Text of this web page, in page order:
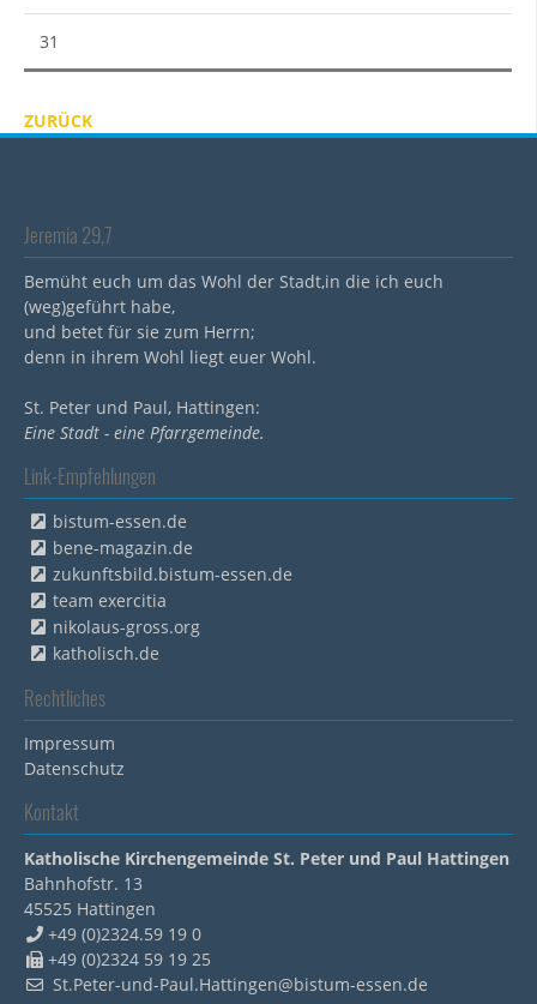
31
ZURÜCK
Jeremia 29,7
Bemüht euch um das Wohl der Stadt,in die ich euch
(weg)geführt habe,
und betet für sie zum Herrn;
denn in ihrem Wohl liegt euer Wohl.
St. Peter und Paul, Hattingen:
Eine Stadt - eine Pfarrgemeinde.
Link-Empfehlungen
bistum-essen.de
bene-magazin.de
zukunftsbild.bistum-essen.de
team exercitia
nikolaus-gross.org
katholisch.de
Rechtliches
Impressum
Datenschutz
Kontakt
Katholische Kirchengemeinde St. Peter und Paul Hattingen
Bahnhofstr. 13
45525 Hattingen
+49 (0)2324.59 19 0
+49 (0)2324 59 19 25
St.Peter-und-Paul.Hattingen@bistum-essen.de